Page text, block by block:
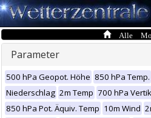
Alle
Parameter
500 hPa Geopot. Höhe 850 hPa Temp.
Niederschlag 2m Temp 700 hPa
850 hPa Pot. Äquiv. Temp 10m Wind